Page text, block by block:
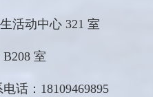
活动中心 321 室
B208 室
话： 18109469895